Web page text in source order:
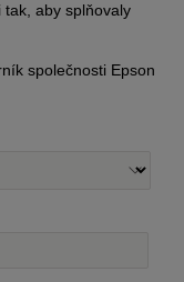
aby splňovaly
společnosti Epson